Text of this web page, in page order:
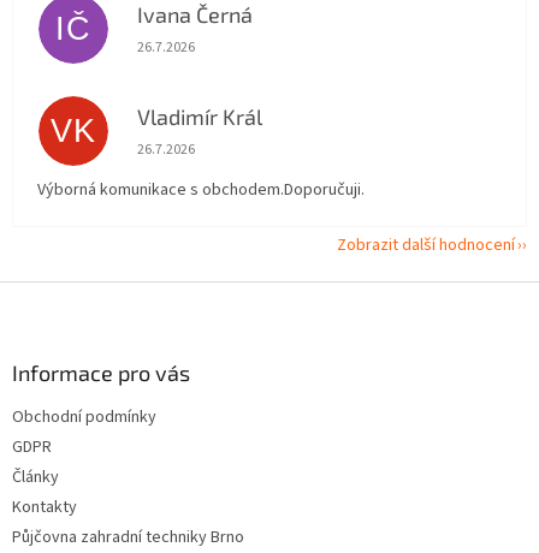
IČ Ivana Černá
Hodnocení obchodu je 5 z 5 hvězdiček.
26.7.2026
VK Vladimír Král
Hodnocení obchodu je 5 z 5 hvězdiček.
26.7.2026
Výborná komunikace s obchodem.Doporučuji.
Zobrazit další hodnocení
Informace pro vás
Obchodní podmínky
GDPR
Články
Kontakty
Půjčovna zahradní techniky Brno